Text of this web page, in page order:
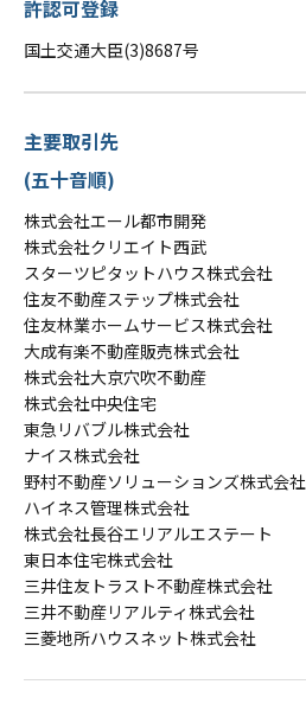
許認可登録
国土交通大臣(3)8687号
主要取引先
(五十音順)
株式会社エール都市開発
株式会社クリエイト西武
スターツピタットハウス株式会社
住友不動産ステップ株式会社
住友林業ホームサービス株式会社
大成有楽不動産販売株式会社
株式会社大京穴吹不動産
株式会社中央住宅
東急リバブル株式会社
ナイス株式会社
野村不動産ソリューションズ株式会社
ハイネス管理株式会社
株式会社長谷エリアルエステート
東日本住宅株式会社
三井住友トラスト不動産株式会社
三井不動産リアルティ株式会社
三菱地所ハウスネット株式会社